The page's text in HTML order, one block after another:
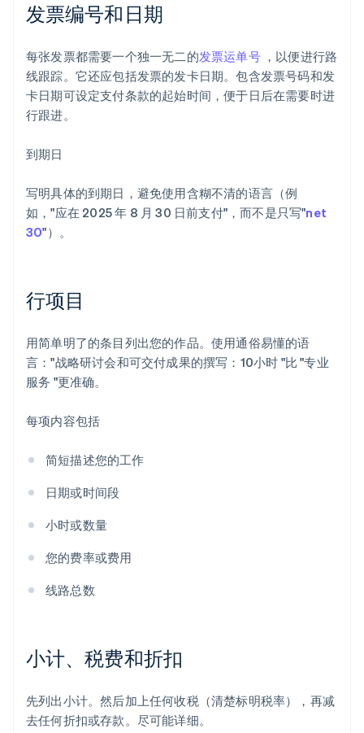
发票编号和日期
每张发票都需要一个独一无二的发票运单号，以便进行路
线跟踪。它还应包括发票的发卡日期。包含发票号码和发
卡日期可设定支付条款的起始时间，便于日后在需要时进
行跟进。
到期日
写明具体的到期日，避免使用含糊不清的语言（例
如，"应在 2025 年 8 月 30 日前支付"，而不是只写"net
30"）。
行项目
用简单明了的条目列出您的作品。使用通俗易懂的语
言："战略研讨会和可交付成果的撰写：10小时 "比 "专业
服务 "更准确。
每项内容包括
简短描述您的工作
日期或时间段
小时或数量
您的费率或费用
线路总数
小计、税费和折扣
先列出小计。然后加上任何收税（清楚标明税率），再减
去任何折扣或存款。尽可能详细。